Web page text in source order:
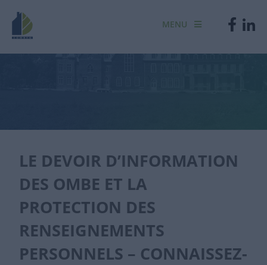
MENU
LE DEVOIR D’INFORMATION
DES OMBE ET LA
PROTECTION DES
RENSEIGNEMENTS
PERSONNELS – CONNAISSEZ-